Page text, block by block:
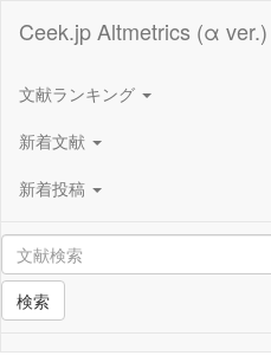
Ceek.jp Altmetrics (α ver.)
文献ランキング
新着文献
新着投稿
検索